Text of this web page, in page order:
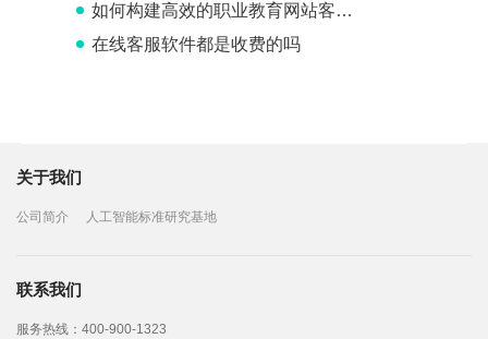
如何构建高效的职业教育网站客服系统
在线客服软件都是收费的吗
关于我们
公司简介 人工智能标准研究基地
联系我们
服务热线：400-900-1323